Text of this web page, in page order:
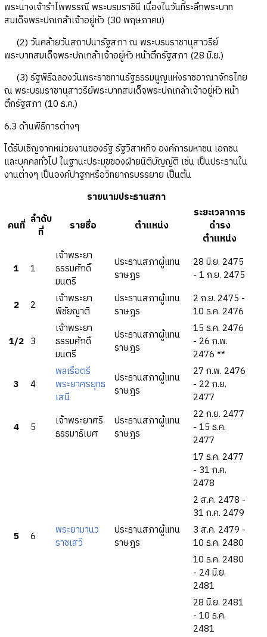
พระนางเจ้ารำไพพรรณี พระบรมราชินี เนื่องในวันที่ระลึกพระบาท
สมเด็จพระปกเกล้าเจ้าอยู่หัว (30 พฤษภาคม)
(2) วันคล้ายวันสถาปนารัฐสภา ณ พระบรมราชานุสาวรีย์
พระบาทสมเด็จพระปกเกล้าเจ้าอยู่หัว หน้าตึกรัฐสภา (28 มิ.ย.)
(3) รัฐพิธีฉลองวันพระราชทานรัฐธรรมนูญแห่งราชอาณาจักรไทย
ณ พระบรมราชานุสาวรีย์พระบาทสมเด็จพระปกเกล้าเจ้าอยู่หัว หน้า
ตึกรัฐสภา (10 ธ.ค.)
6.3 ด้านพิธีการต่างๆ
ได้รับเชิญจากหน่วยงานของรัฐ รัฐวิสาหกิจ องค์การมหาชน เอกชน
และบุคคลทั่วไป ในฐานะประมุขของฝ่ายนิติบัญญัติ เช่น เป็นประธานใน
งานต่างๆ เป็นองค์ปาฐกหรือวิทยากรบรรยาย เป็นต้น
รายนามประธานสภา
คนที่ ลำดับ
ที่
รายชื่อ ตำแหน่ง
ระยะเวลาการ
ดำรง
ตำแหน่ง
1
1
เจ้าพระยา
ธรรมศักดิ์
มนตรี
ประธานสภาผู้แทน
ราษฎร
28 มิ.ย. 2475
- 1 ก.ย. 2475
2
2
เจ้าพระยา
พิชัยญาติ
ประธานสภาผู้แทน
ราษฎร
2 ก.ย. 2475 -
10 ธ.ค. 2476
1/2 3
เจ้าพระยา
ธรรมศักดิ์
มนตรี
ประธานสภาผู้แทน
ราษฎร
15 ธ.ค. 2476
- 26 ก.พ.
2476 **
3
4
พลเรือตรี
พระยาศรยุทธ
เสนี
ประธานสภาผู้แทน
ราษฎร
27 ก.พ. 2476
- 22 ก.ย.
2477
4
5
เจ้าพระยาศรี
ธรรมาธิเบศ
ประธานสภาผู้แทน
ราษฎร
22 ก.ย. 2477
- 15 ธ.ค.
2477
17 ธ.ค. 2477
- 31 ก.ค.
2478
2 ส.ค. 2478 -
31 ก.ค. 2479
5
6
พระยามานว
ราชเสวี
ประธานสภาผู้แทน
ราษฎร
3 ส.ค. 2479 -
10 ธ.ค. 2480
10 ธ.ค. 2480
- 24 มิ.ย.
2481
28 มิ.ย. 2481
- 10 ธ.ค.
2481